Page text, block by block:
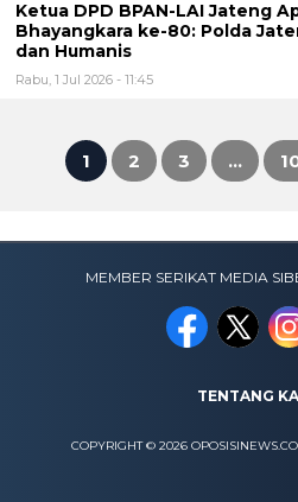
Ketua DPD BPAN-LAI Jateng
Bhayangkara ke-80: Polda
dan Humanis
Rabu, 1 Jul 2026 - 11:45
Paginasi
1 2 3 …
MEMBER SERIKAT MEDIA
TENTANG
COPYRIGHT © 2026